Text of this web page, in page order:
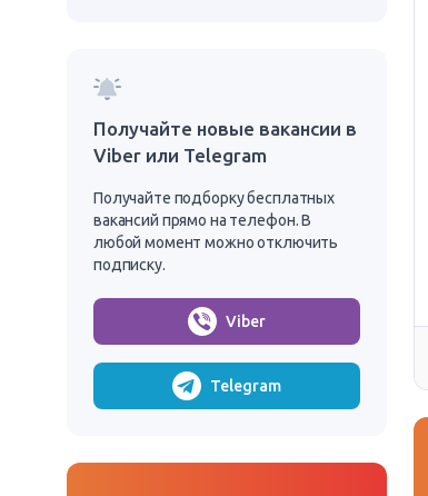
Получайте новые вакансии в
Viber или Telegram
Получайте подборку бесплатных
вакансий прямо на телефон. В
любой момент можно отключить
подписку.
Viber
Telegram